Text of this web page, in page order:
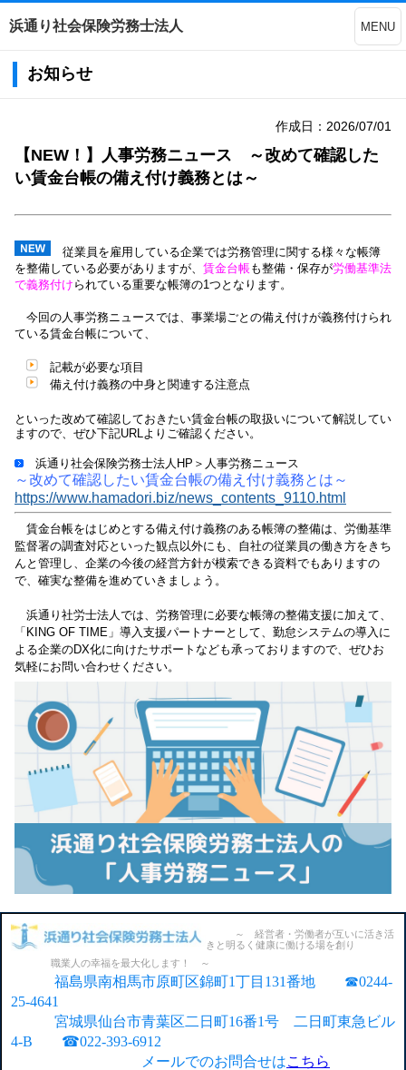
浜通り社会保険労務士法人 MENU
お知らせ
作成日：2026/07/01
【NEW！】人事労務ニュース ～改めて確認した
い賃金台帳の備え付け義務とは～
従業員を雇用している企業では労務管理に関する様々な帳簿
を整備している必要がありますが、 賃金台帳も整備・保存が労働基準法
で義務付け られている重要な帳簿の1つとなります。
今回の人事労務ニュースでは、事業場ごとの備え付けが義務付けられ
ている賃金台帳について、
記載が必要な項目
備え付け義務の中身と関連する注意点
といった改めて確認しておきたい賃金台帳の取扱いについて解説してい
ますので、 ぜひ下記URLよりご確認ください。
浜通り社会保険労務士法人HP＞人事労務ニュース
～改めて確認したい賃金台帳の備え付け義務とは ～
https://www.hamadori.biz/news_contents_9110.html
賃金台帳をはじめとする備え付け義務のある帳簿の整備は、労働基準
監督署の調査対応といった観点以外にも、自社の従業員の働き方をきち
んと管理し、企業の今後の経営方針が模索できる資料でもありますの
で、確実な整備を進めていきましょう 。
浜通り社労士法人では、労務管理に必要な帳簿の整備支援に加えて、
「KING OF TIME」導入支援パートナーとして、 勤怠システムの導入に
よる企業のDX化に向けたサポートなども承っておりますので、ぜひお
気軽にお問い合わせください。
～ 経営者・労働者が互いに活き活
きと明るく健康に働ける場を創り
職業人の幸福を最大化します！ ～
福島県南相馬市原町区錦町1丁目131番地 ☎0244-
25-4641
宮城県仙台市青葉区二日町16番1号 二日町東急ビル
4-B ☎022-393-6912
メールでのお問合せはこちら